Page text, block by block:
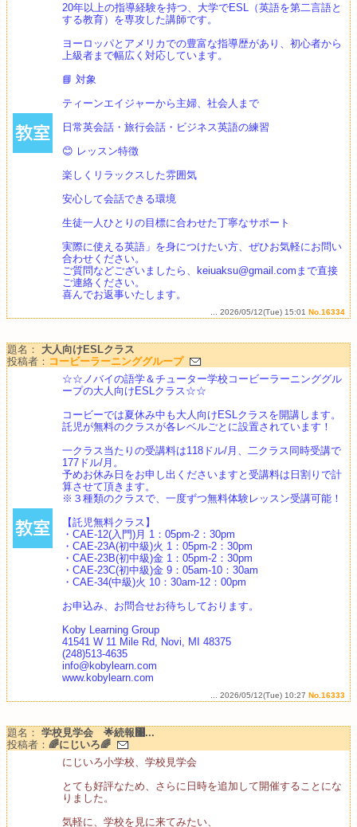
20年以上の指導経験を持つ、大学でESL（英語を第二言語と
する教育）を専攻した講師です。
ヨーロッパとアメリカでの豊富な指導歴があり、初心者から
上級者まで幅広く対応しています。
📘 対象
ティーンエイジャーから主婦、社会人まで
日常英会話・旅行会話・ビジネス英語の練習
😊 レッスン特徴
楽しくリラックスした雰囲気
安心して会話できる環境
生徒一人ひとりの目標に合わせた丁寧なサポート
実際に使える英語」を身につけたい方、ぜひお気軽にお問い
合わせください。
ご質問などございましたら、keiuaksu@gmail.comまで直接
ご連絡ください。
喜んでお返事いたします。
... 2026/05/12(Tue) 15:01 No.16334
題名： 大人向けESLクラス
投稿者： コービーラーニンググループ
☆☆ノバイの語学＆チューター学校コービーラーニンググル
ープの大人向けESLクラス☆☆
コービーでは夏休み中も大人向けESLクラスを開講します。
託児が無料のクラスが各レベルごとに設置されています！
一クラス当たりの受講料は118ドル/月、二クラス同時受講で
177ドル/月。
予めお休み日をお申し出くださいますと受講料は日割りで計
算させて頂きます。
※３種類のクラスで、一度ずつ無料体験レッスン受講可能！
【託児無料クラス】
・CAE-12(入門)月 1：05pm-2：30pm
・CAE-23A(初中級)火 1：05pm-2：30pm
・CAE-23B(初中級)金 1：05pm-2：30pm
・CAE-23C(初中級)金 9：05am-10：30am
・CAE-34(中級)火 10：30am-12：00pm
お申込み、お問合せお待ちしております。
Koby Learning Group
41541 W 11 Mile Rd, Novi, MI 48375
(248)513-4635
info@kobylearn.com
www.kobylearn.com
... 2026/05/12(Tue) 10:27 No.16333
題名： 学校見学会 🌟続報㇩...
投稿者： 🌈にじいろ🌈
にじいろ小学校、学校見学会
とても好評なため、さらに日時を追加して開催することにな
りました。
気軽に、学校を見に来てみたい、